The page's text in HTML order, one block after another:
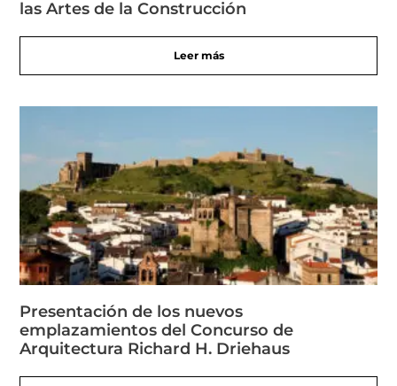
las Artes de la Construcción
Leer más
Presentación de los nuevos
emplazamientos del Concurso de
Arquitectura Richard H. Driehaus